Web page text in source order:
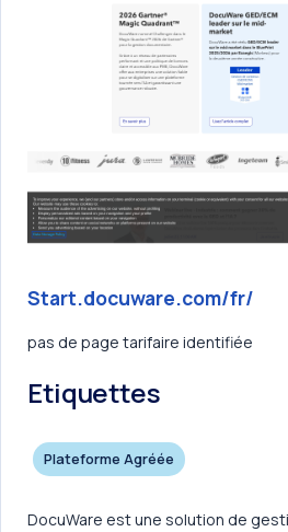
Start.docuware.com/fr/
pas de page tarifaire identifiée
Etiquettes
Plateforme Agréée
DocuWare est une solution de